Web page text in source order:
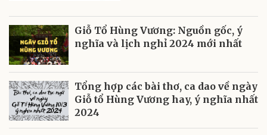
Giỗ Tổ Hùng Vương: Nguồn gốc, ý
nghĩa và lịch nghỉ 2024 mới nhất
Tổng hợp các bài thơ, ca dao về ngày
Giỗ tổ Hùng Vương hay, ý nghĩa nhất
2024